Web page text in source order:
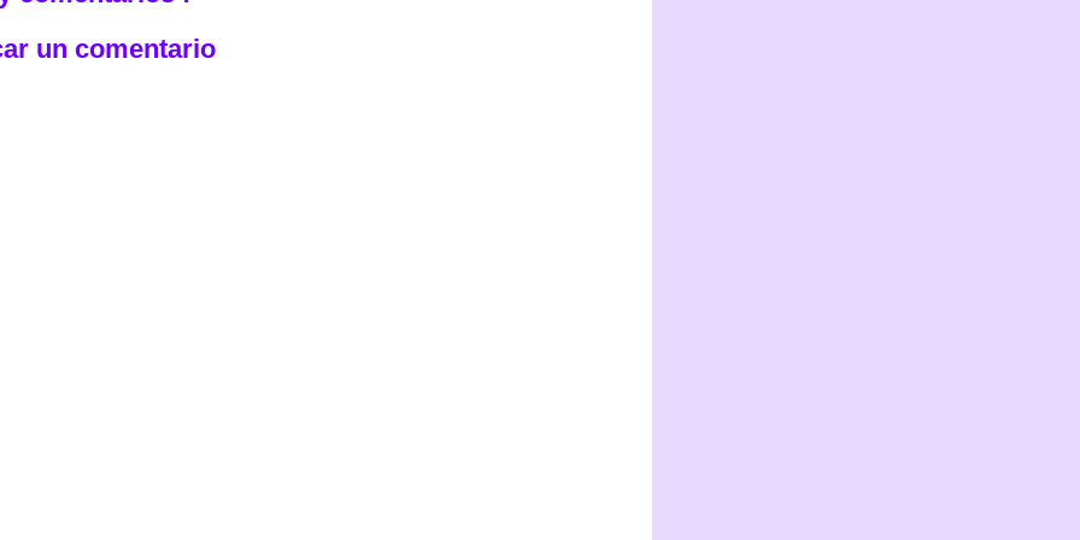
un comentario